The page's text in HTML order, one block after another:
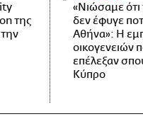
της
«Νιώσαμε ότι
δεν έφυγε
Αθήνα»: Η
οικογενειών
επέλεξαν
Κύπρο